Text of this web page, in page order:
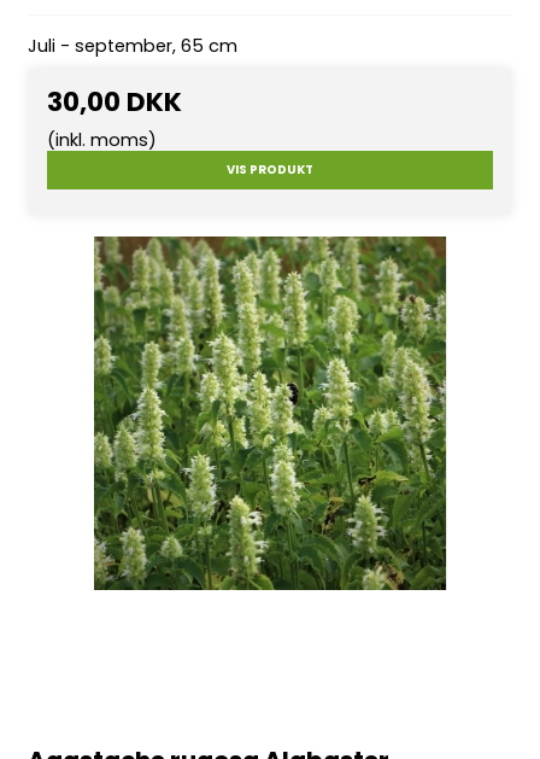
Juli - september, 65 cm
30,00 DKK
(inkl. moms)
VIS PRODUKT